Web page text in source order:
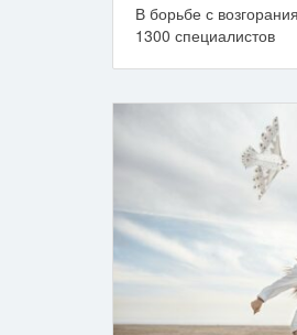
В борьбе с
1300 специалистов